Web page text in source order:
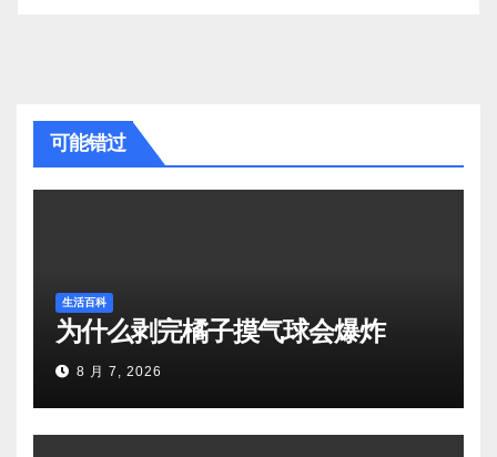
可能错过
生活百科
为什么剥完橘子摸气球会爆炸
8 月 7, 2026